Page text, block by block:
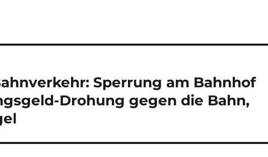
Sperrung am Bahnhof
Drohung gegen die Bahn,